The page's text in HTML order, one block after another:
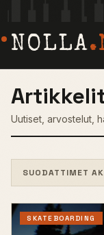
NOLLA
Uutiset, arvostelut,
SUODATTIMET
SKATEBOARDING